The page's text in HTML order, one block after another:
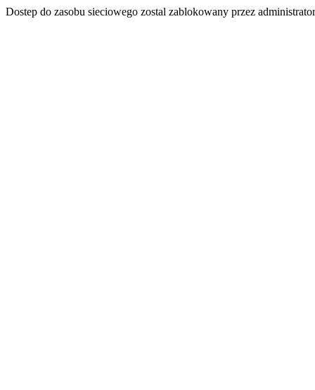
Dostep do zasobu sieciowego zostal zablokowany przez